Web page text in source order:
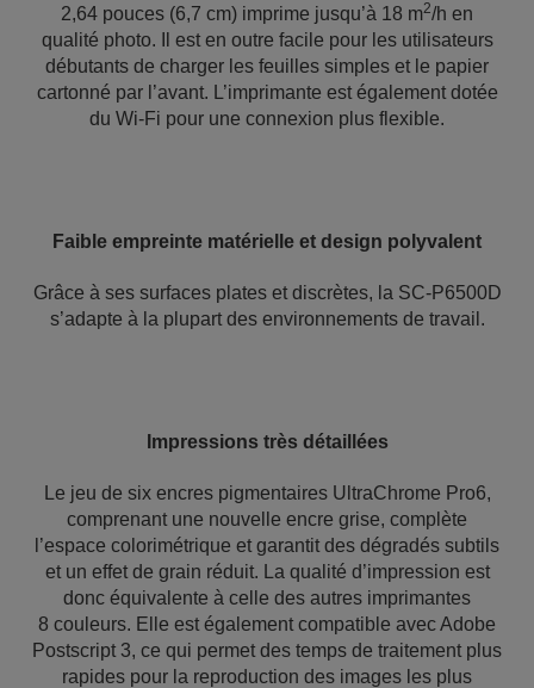
2,64 pouces (6,7 cm) imprime jusqu’à 18 m2/h en
qualité photo. Il est en outre facile pour les utilisateurs
débutants de charger les feuilles simples et le papier
cartonné par l’avant. L’imprimante est également dotée
du Wi-Fi pour une connexion plus flexible.
Faible empreinte matérielle et design polyvalent
Grâce à ses surfaces plates et discrètes, la SC-P6500D
s’adapte à la plupart des environnements de travail.
Impressions très détaillées
Le jeu de six encres pigmentaires UltraChrome Pro6,
comprenant une nouvelle encre grise, complète
l’espace colorimétrique et garantit des dégradés subtils
et un effet de grain réduit. La qualité d’impression est
donc équivalente à celle des autres imprimantes
8 couleurs. Elle est également compatible avec Adobe
Postscript 3, ce qui permet des temps de traitement plus
rapides pour la reproduction des images les plus